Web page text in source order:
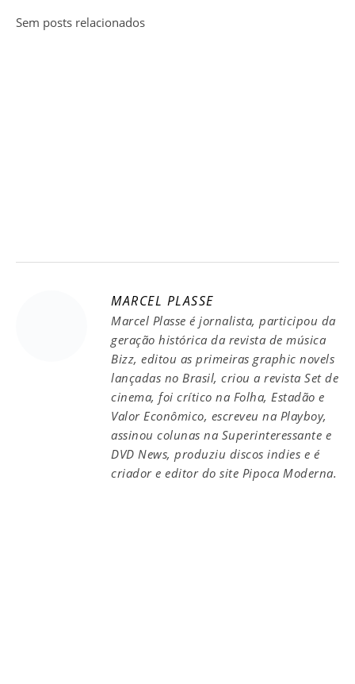
Sem posts relacionados
MARCEL PLASSE
Marcel Plasse é jornalista, participou da
geração histórica da revista de música
Bizz, editou as primeiras graphic novels
lançadas no Brasil, criou a revista Set de
cinema, foi crítico na Folha, Estadão e
Valor Econômico, escreveu na Playboy,
assinou colunas na Superinteressante e
DVD News, produziu discos indies e é
criador e editor do site Pipoca Moderna.